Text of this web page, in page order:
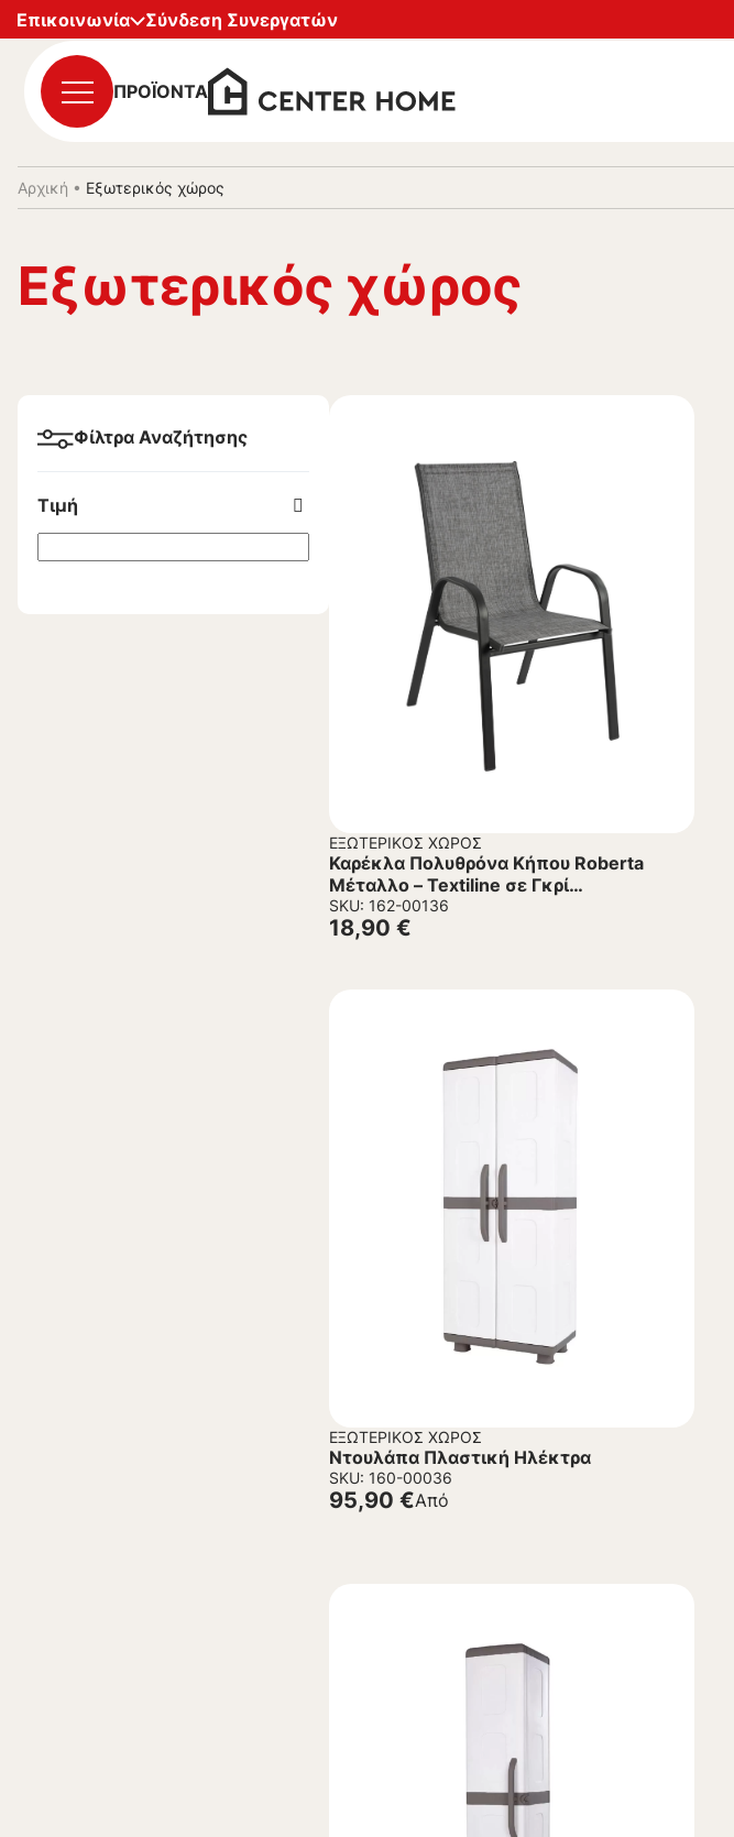
Επικοινωνία
Σύνδεση Συνεργατών
ΠΡΟΪΟΝΤΑ
Αρχική • Εξωτερικός χώρος
Εξωτερικός χώρος
Φίλτρα Αναζήτησης
Τιμή
ΕΞΩΤΕΡΙΚΌΣ ΧΏΡΟΣ
Καρέκλα Πολυθρόνα Κήπου Roberta
Μέταλλο – Textiline σε Γκρί
54x74x93Υεκ.
SKU: 162-00136
18,90 €
ΕΞΩΤΕΡΙΚΌΣ ΧΏΡΟΣ
Ντουλάπα Πλαστική Ηλέκτρα
SKU: 160-00036
Από
95,90 €